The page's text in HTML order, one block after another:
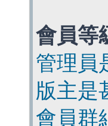
會員等
管理員
版主是
會員群